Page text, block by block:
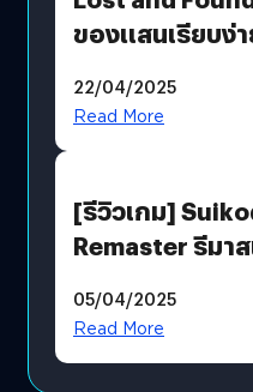
ของแสนเรียบง่
ตัวคุณ
22/04/2025
Read More
[รีวิวเกม]
Remaster รีมา
05/04/2025
Read More